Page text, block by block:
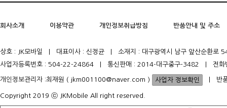
회사소개 이용약관 개인정보취급방침 반품안내 및 주소
상호 : JK모바일 | 대표이사 : 신정균 | 소재지 : 대구광역시 남구 앞산순환로
사업자등록번호 : 504-22-24864 | 통신판매 : 2014-대구중구-3482 | 전화
개인정보관리자 :최재원 ( jkm001100@naver.com ) | 반품
Copyright 2019 ⓒ JKMobile All right reserved.